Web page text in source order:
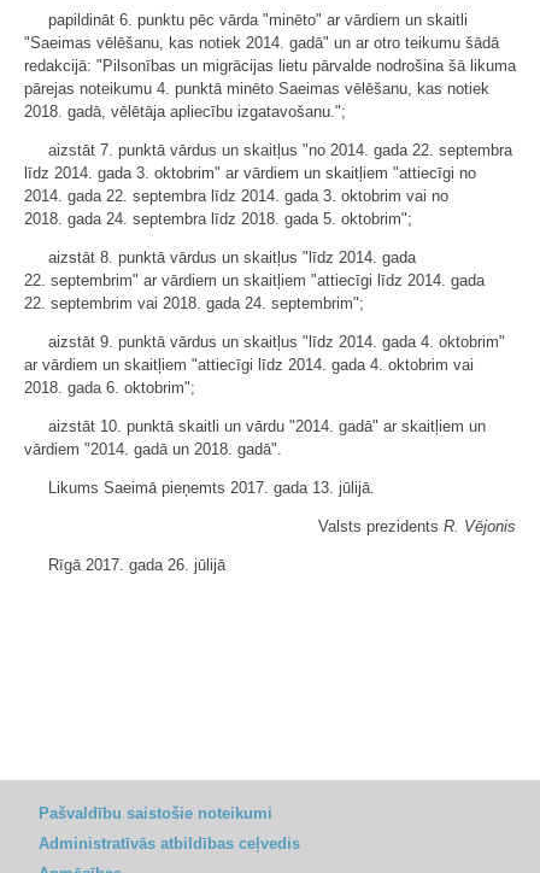
papildināt 6. punktu pēc vārda "minēto" ar vārdiem un skaitli
"Saeimas vēlēšanu, kas notiek 2014. gadā" un ar otro teikumu šādā
redakcijā: "Pilsonības un migrācijas lietu pārvalde nodrošina šā likuma
pārejas noteikumu 4. punktā minēto Saeimas vēlēšanu, kas notiek
2018. gadā, vēlētāja apliecību izgatavošanu.";
aizstāt 7. punktā vārdus un skaitļus "no 2014. gada 22. septembra
līdz 2014. gada 3. oktobrim" ar vārdiem un skaitļiem "attiecīgi no
2014. gada 22. septembra līdz 2014. gada 3. oktobrim vai no
2018. gada 24. septembra līdz 2018. gada 5. oktobrim";
aizstāt 8. punktā vārdus un skaitļus "līdz 2014. gada
22. septembrim" ar vārdiem un skaitļiem "attiecīgi līdz 2014. gada
22. septembrim vai 2018. gada 24. septembrim";
aizstāt 9. punktā vārdus un skaitļus "līdz 2014. gada 4. oktobrim"
ar vārdiem un skaitļiem "attiecīgi līdz 2014. gada 4. oktobrim vai
2018. gada 6. oktobrim";
aizstāt 10. punktā skaitli un vārdu "2014. gadā" ar skaitļiem un
vārdiem "2014. gadā un 2018. gadā".
Likums Saeimā pieņemts 2017. gada 13. jūlijā.
Valsts prezidents R. Vējonis
Rīgā 2017. gada 26. jūlijā
Pašvaldību saistošie noteikumi
Administratīvās atbildības ceļvedis